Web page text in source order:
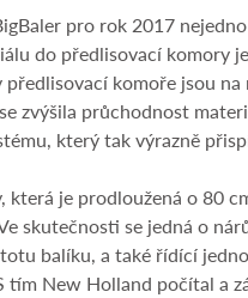
pro rok 2017
do předlisovací komory
komoře jsou
zvýšila průchodnost
který tak výrazně
je prodloužená o 80
skutečnosti se jedná o
balíku, a také řídící
New Holland počítal a